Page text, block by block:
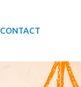
CONTACT